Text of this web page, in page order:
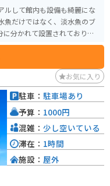
ルして館内も設備も綺麗にな
魚だけではなく、淡水魚のブ
分かれて設置されており、
ます。
お気に入り
駐車： 駐車場あり
予算： 1000円
混雑： 少し空いている
滞在： 1時間
施設： 屋外